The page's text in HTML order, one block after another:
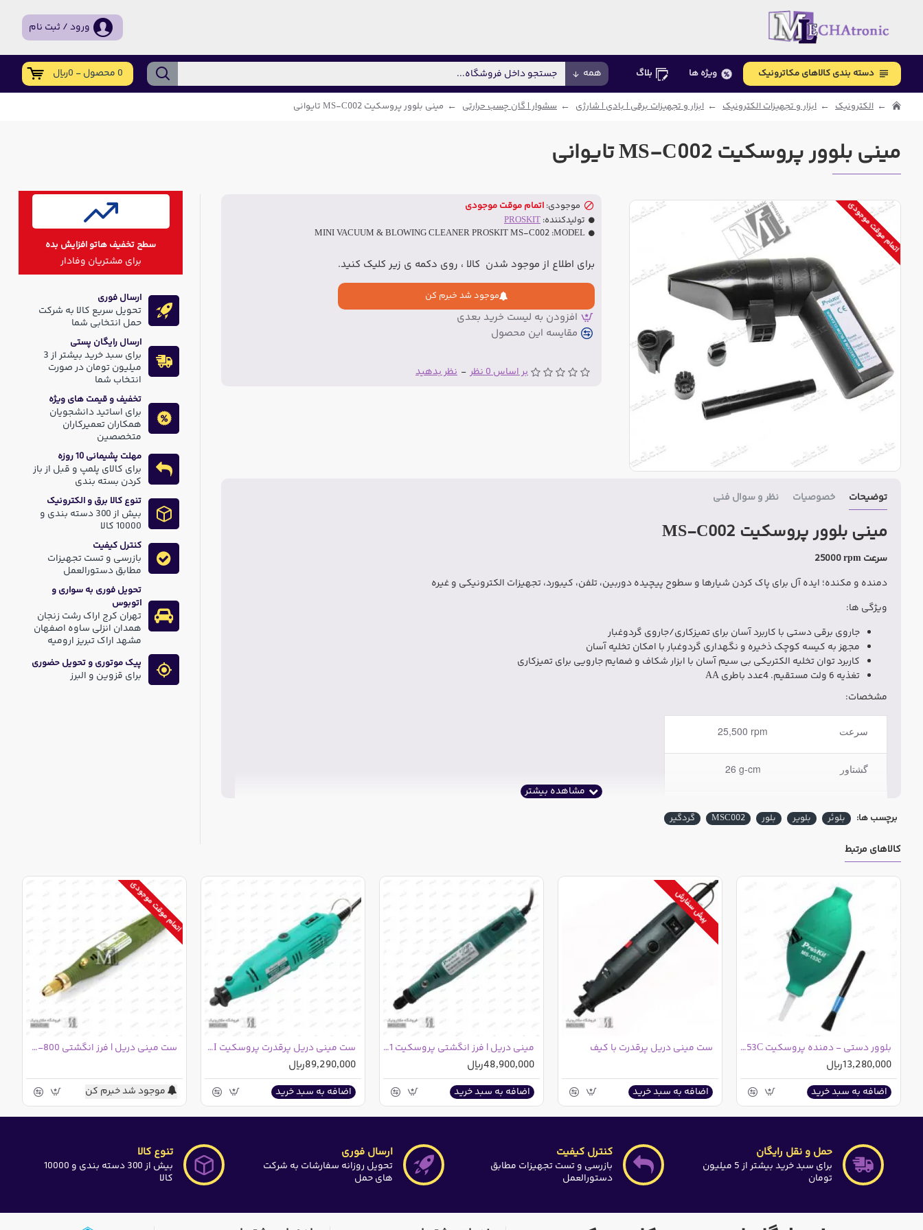
ورود / ثبت نام
دسته بندی کالاهای مکاترونیک ویژه ها بلاگ همه 0 محصول - 0ریال
الکترونیک ابزار و تجهیزات الکترونیک ابزار و تجهیزات برقی | بادی | شارژی سشوار | گان چسب حرارتی مینی بلوور پروسکیت MS-C002 تایوانی
مینی بلوور پروسکیت MS-C002 تایوانی
اتمام موقت موجودی
بر اساس 0 نظر - نظر بدهید
موجودی: اتمام موقت موجودی
تولیدکننده: PROSKIT
MODEL:
MINI VACUUM & BLOWING CLEANER PROSKIT MS-C002
برای اطلاع از موجود شدن کالا ، روی دکمه ی زیر کلیک کنید.
موجود شد خبرم کن
افزودن به لیست خرید بعدی
مقایسه این محصول
توضیحات خصوصیات نظر و سوال فنی
مینی بلوور پروسکیت MS-C002
سرعت25000 rpm
دمنده و مکنده؛ ایده آل برای پاک کردن شیارها و سطوح پیچیده دوربین، تلفن، کیبورد، تجهیزات الکترونیکی و غیره
ویژگی ها:
جاروی برقی دستی با کاربرد آسان برای تمیزکاری/جاروی گردوغبار
مجهز به کیسه کوچک ذخیره و نگهداری گردوغبار با امکان تخلیه آسان
کاربرد توان تخلیه الکتریکی بی سیم آسان با ابزار شکاف و ضمایم جارویی برای تمیزکاری
تغذیه 6 ولت مستقیم. 4عدد باطری AA
مشخصات:
سرعت 25,500 rpm
گشتاور 26 g-cm
ولتاژ
Φ45×130×90 mm
برچسب ها: بلوئر بلویر بلور MSC002 گردگیر
سطح تخفیف هاتو افزایش بده
برای مشتریان وفادار
ارسال فوری
تحویل سریع کالا به شرکت
حمل انتخابی شما
ارسال رایگان پستی
برای سبد خرید بیشتر از 3
میلیون تومان در صورت
انتخاب شما
تخفیف و قیمت های ویژه
برای اساتید دانشجویان
همکاران تعمیرکاران
متخصصین
مهلت پشیمانی 10 روزه
برای کالای پلمپ و قبل از باز
کردن بسته بندی
تنوع کالا برق و الکترونیک
بیش از 300 دسته بندی و
10000 کالا
کنترل کیفیت
بازرسی و تست تجهیزات
مطابق دستورالعمل
تحویل فوری به سواری و
اتوبوس
تهران کرج اراک رشت زنجان
همدان انزلی ساوه اصفهان
مشهد اراک تبریز ارومیه
پیک موتوری و تحویل حضوری
برای قزوین و البرز
کالاهای مرتبط
بلوور دستی - دمنده پروسکیت MS-153C
13,280,000ریال
اضافه به سبد خرید
پیش سفارش
ست مینی دریل پرقدرت با کیف
اضافه به سبد خرید
مینی دریل | فرز انگشتی پروسکیت PT-5201
48,900,000ریال
اضافه به سبد خرید
ست مینی دریل پرقدرت پروسکیت PT-5501I
89,290,000ریال
اضافه به سبد خرید
اتمام موقت موجودی
ست مینی دریل | فرز انگشتی WL-800
موجود شد خبرم کن
حمل و نقل رایگان
برای سبد خرید بیشتر از 5 میلیون
تومان
کنترل کیفیت
بازرسی و تست تجهیزات مطابق
دستورالعمل
ارسال فوری
تحویل روزانه سفارشات به شرکت
های حمل
تنوع کالا
بیش از 300 دسته بندی و 10000
کالا